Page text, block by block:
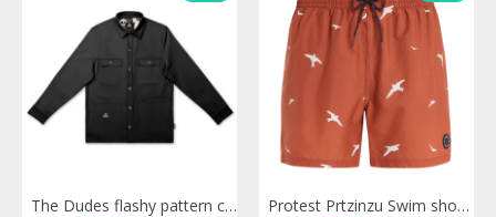
The Dudes flashy pattern classic dave Μαύρο Protest Prtzinzu Swim short Πορτοκαλί